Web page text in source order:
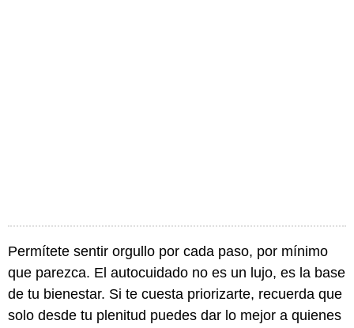
Permítete sentir orgullo por cada paso, por mínimo
que parezca. El autocuidado no es un lujo, es la base
de tu bienestar. Si te cuesta priorizarte, recuerda que
solo desde tu plenitud puedes dar lo mejor a quienes